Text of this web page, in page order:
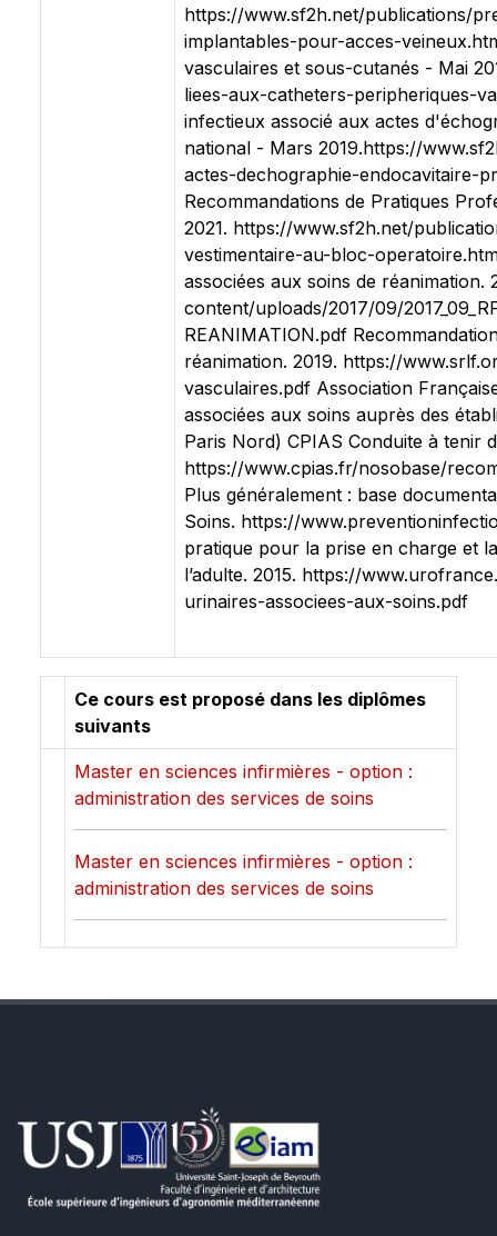
https://www.sf2h.net/publications/
implantables-pour-acces-
vasculaires et sous-cutanés - Mai
liees-aux-catheters-peripheriques-
infectieux associé aux actes
national - Mars 2019.https://
actes-dechographie-endocavitaire-
Recommandations de Pratiques
2021. https://www.sf2h.net/
vestimentaire-au-bloc-
associées aux soins de
content/uploads/2017/09/
REANIMATION.pdf
réanimation. 2019. https://
vasculaires.pdf Association
associées aux soins auprès des
Paris Nord) CPIAS Conduite à tenir
https://www.cpias.fr/nosobase/
Plus généralement : base
Soins. https://
pratique pour la prise en charge et
l’adulte. 2015. https://
urinaires-associees-aux-soins.pdf
Ce cours est proposé dans les diplômes
suivants
Master en sciences infirmières - option :
administration des services de soins
Master en sciences infirmières - option :
administration des services de soins